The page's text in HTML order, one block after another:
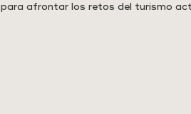
para afrontar los retos del turismo